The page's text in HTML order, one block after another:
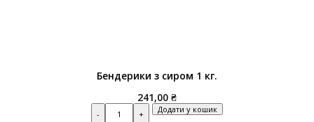
Бендерики з сиром 1 кг.
241,00 ₴
Quantity Додати у кошик